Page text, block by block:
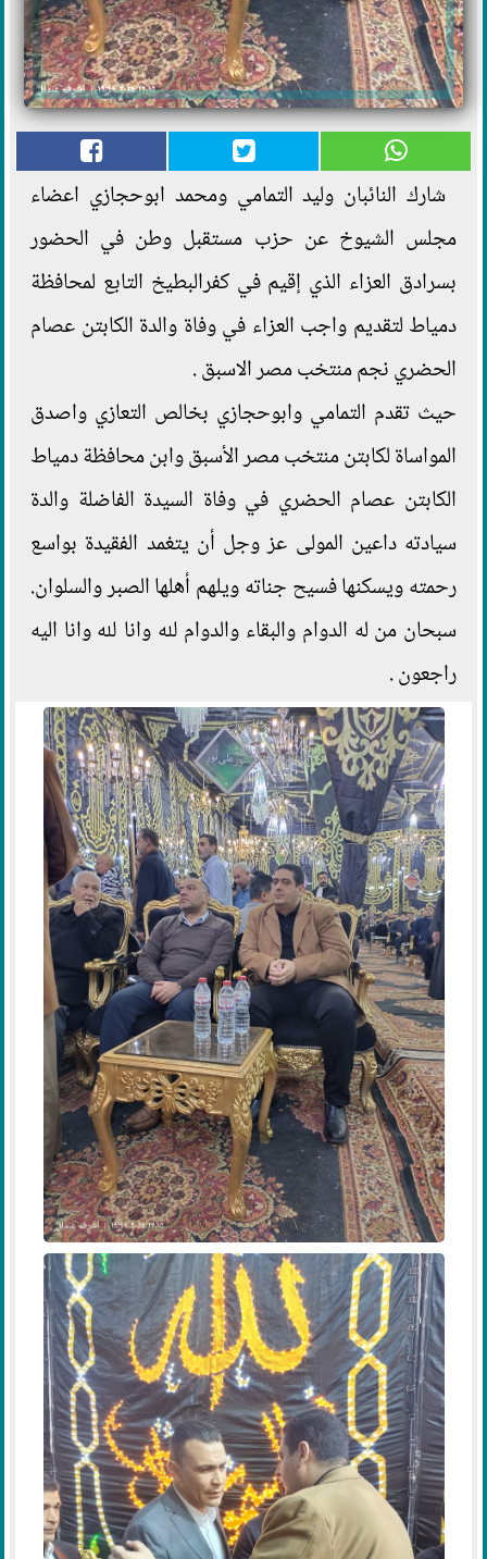
شارك النائبان وليد التمامي ومحمد ابوحجازي اعضاء
مجلس الشيوخ عن حزب مستقبل وطن في الحضور
بسرادق العزاء الذي إقيم في كفرالبطيخ التابع لمحافظة
دمياط لتقديم واجب العزاء في وفاة والدة الكابتن عصام
الحضري نجم منتخب مصر الاسبق .
حيث تقدم التمامي وابوحجازي بخالص التعازي واصدق
المواساة لكابتن منتخب مصر الأسبق وابن محافظة دمياط
الكابتن عصام الحضري في وفاة السيدة الفاضلة والدة
سيادته داعين المولى عز وجل أن يتغمد الفقيدة بواسع
رحمته ويسكنها فسيح جناته ويلهم أهلها الصبر والسلوان.
سبحان من له الدوام والبقاء والدوام لله وانا لله وانا اليه
راجعون .